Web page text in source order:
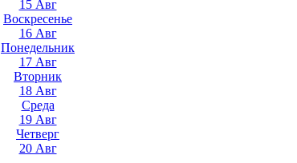
15 Авг
Воскресенье
16 Авг
Понедельник
17 Авг
Вторник
18 Авг
Среда
19 Авг
Четверг
20 Авг